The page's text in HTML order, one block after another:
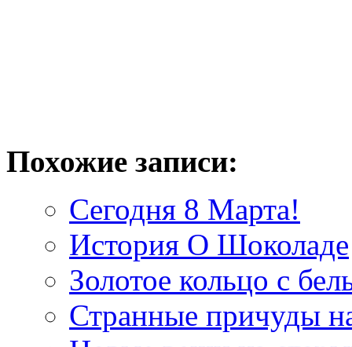
Похожие записи:
Сегодня 8 Марта!
История О Шоколаде
Золотое кольцо с
Странные причуды